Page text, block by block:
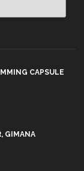
CAPSULE
GIMANA